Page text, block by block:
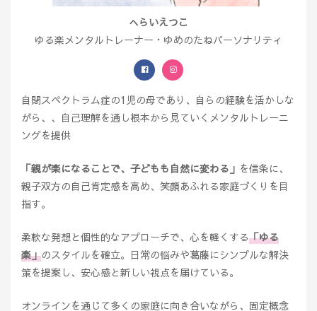
へらいえつこ
ゆる楽メンタルトレーナー・ゆめのたねパーソナリティ
自閉スペクトラム症の1児の母であり、自らの経験を活かしな
がら、、自己理解を通し根本から見ていくメンタルトレーニ
ングを提供
「親が楽になることで、子どもも自然に変わる」 を信条に、
親子双方の自己肯定感を高め、笑顔あふれる家庭づくりを目
指す。
柔軟な発想と個性的なアプローチで、心を軽くする「ゆる
楽」のスタイルを確立。日常の悩みや葛藤にシンプルな解決
策を提案し、安心感と新しい視点を届けている。
オンラインを通じて多くの家庭に向き合いながら、固定概念